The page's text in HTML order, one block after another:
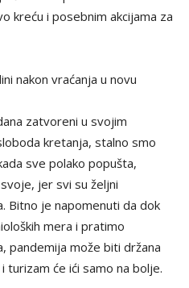
kreću i posebnim akcijama za
nakon vraćanja u novu
zatvoreni u svojim
kretanja, stalno smo
sve polako popušta,
jer svi su željni
Bitno je napomenuti da dok
mera i pratimo
pandemija može biti držana
će ići samo na bolje.